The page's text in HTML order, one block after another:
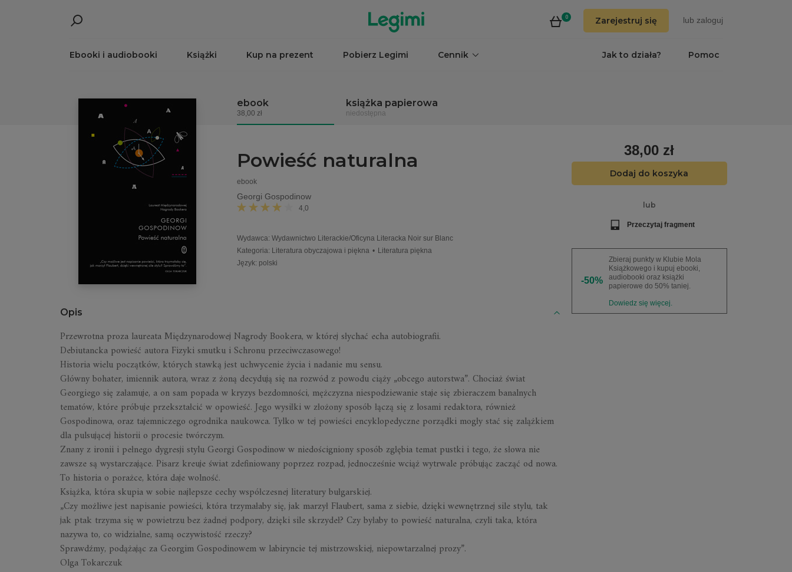
0 Zarejestruj się lub zaloguj
Ebooki i audiobooki Książki Kup na prezent Pobierz Legimi Cennik Pomoc
Jak to działa?
ebook
38,00 zł
książka papierowa
niedostępna
Powieść naturalna
ebook
Georgi Gospodinow
4,0
38,00 zł
Dodaj do koszyka
lub
Przeczytaj fragment
-50%
Zbieraj punkty w Klubie Mola
Książkowego i kupuj ebooki,
audiobooki oraz książki
papierowe do 50% taniej.
Dowiedz się więcej.
Wydawca: Wydawnictwo Literackie/Oficyna Literacka Noir sur Blanc
Kategoria: Literatura obyczajowa i piękna • Literatura piękna
Język: polski
Opis
Przewrotna proza laureata Międzynarodowej Nagrody Bookera, w której słychać echa autobiografii.
Debiutancka powieść autora Fizyki smutku i Schronu przeciwczasowego!
Historia wielu początków, których stawką jest uchwycenie życia i nadanie mu sensu.
Główny bohater, imiennik autora, wraz z żoną decydują się na rozwód z powodu ciąży „obcego autorstwa”. Chociaż świat
Georgiego się załamuje, a on sam popada w kryzys bezdomności, mężczyzna niespodziewanie staje się zbieraczem banalnych
tematów, które próbuje przekształcić w opowieść. Jego wysiłki w złożony sposób łączą się z losami redaktora, również
Gospodinowa, oraz tajemniczego ogrodnika naukowca. Tylko w tej powieści encyklopedyczne porządki mogły stać się zalążkiem
dla pulsującej historii o procesie twórczym.
Znany z ironii i pełnego dygresji stylu Georgi Gospodinow w niedościgniony sposób zgłębia temat pustki i tego, że słowa nie
zawsze są wystarczające. Pisarz kreuje świat zdefiniowany poprzez rozpad, jednocześnie wciąż wytrwale próbując zacząć od nowa.
To historia o porażce, która daje wolność.
Książka, która skupia w sobie najlepsze cechy współczesnej literatury bułgarskiej.
„Czy możliwe jest napisanie powieści, która trzymałaby się, jak marzył Flaubert, sama z siebie, dzięki wewnętrznej sile stylu, tak
jak ptak trzyma się w powietrzu bez żadnej podpory, dzięki sile skrzydeł? Czy byłaby to powieść naturalna, czyli taka, która
nazywa to, co widzialne, samą oczywistość rzeczy?
Sprawdźmy, podążając za Georgim Gospodinowem w labiryncie tej mistrzowskiej, niepowtarzalnej prozy”.
Olga Tokarczuk